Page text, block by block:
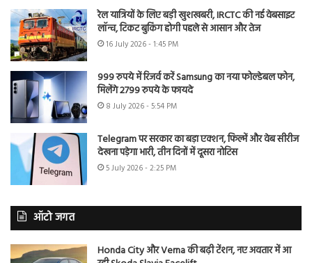
रेल यात्रियों के लिए बड़ी खुशखबरी, IRCTC की नई वेबसाइट
लॉन्च, टिकट बुकिंग होगी पहले से आसान और तेज
16 July 2026 - 1:45 PM
999 रुपये में रिजर्व करें Samsung का नया फोल्डेबल फोन,
मिलेंगे 2799 रुपये के फायदे
8 July 2026 - 5:54 PM
Telegram पर सरकार का बड़ा एक्शन, फिल्में और वेब सीरीज
देखना पड़ेगा भारी, तीन दिनों में दूसरा नोटिस
5 July 2026 - 2:25 PM
ऑटो जगत
Honda City और Verna की बढ़ी टेंशन, नए अवतार में आ